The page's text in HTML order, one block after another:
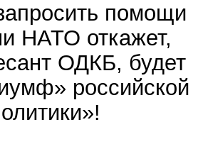
помощи
НАТО откажет,
ОДКБ, будет
российской